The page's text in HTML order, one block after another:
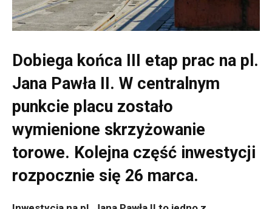
Dobiega końca III etap prac na pl.
Jana Pawła II. W centralnym
punkcie placu zostało
wymienione skrzyżowanie
torowe. Kolejna część inwestycji
rozpocznie się 26 marca.